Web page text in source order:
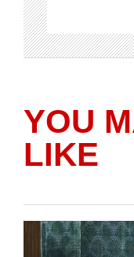
YOU
LIKE